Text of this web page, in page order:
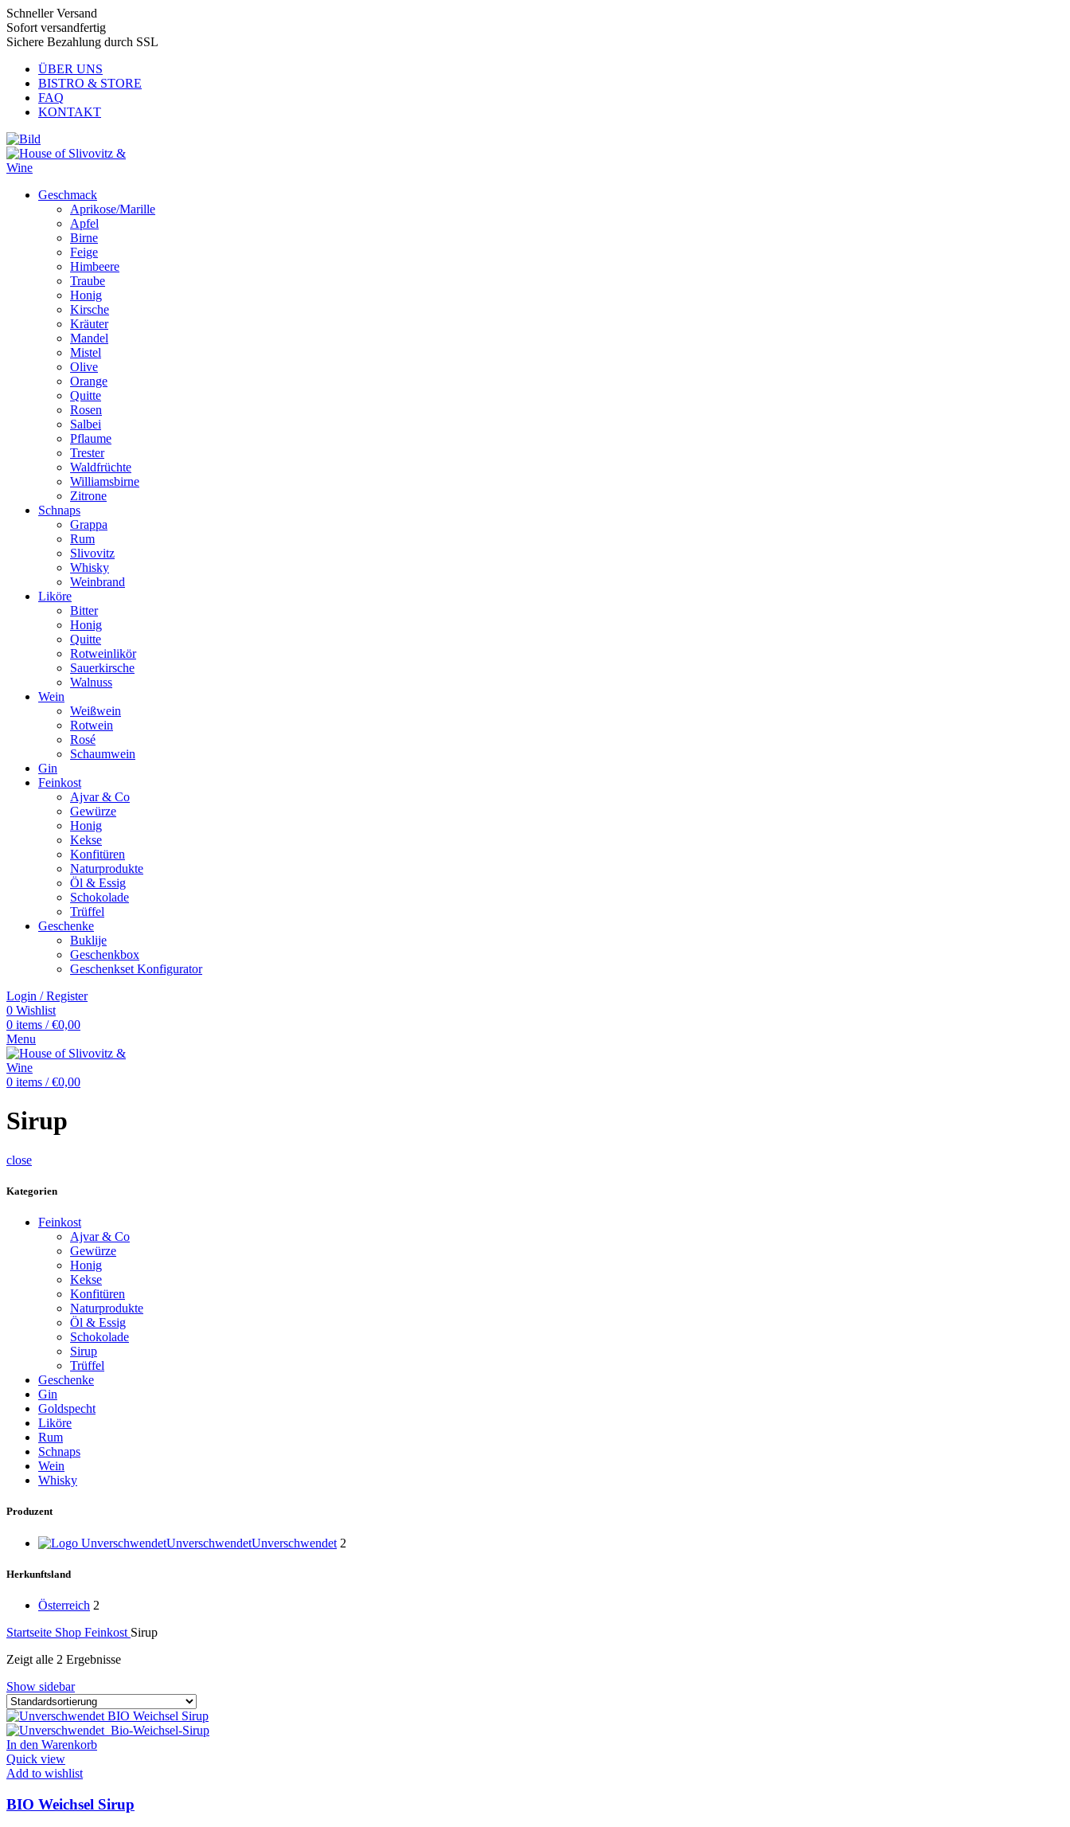
Schneller Versand
Sofort versandfertig
Sichere Bezahlung durch SSL
ÜBER UNS
BISTRO & STORE
FAQ
KONTAKT
Geschmack
Aprikose/Marille
Apfel
Birne
Feige
Himbeere
Traube
Honig
Kirsche
Kräuter
Mandel
Mistel
Olive
Orange
Quitte
Rosen
Salbei
Pflaume
Trester
Waldfrüchte
Williamsbirne
Zitrone
Schnaps
Grappa
Rum
Slivovitz
Whisky
Weinbrand
Liköre
Bitter
Honig
Quitte
Rotweinlikör
Sauerkirsche
Walnuss
Wein
Weißwein
Rotwein
Rosé
Schaumwein
Gin
Feinkost
Ajvar & Co
Gewürze
Honig
Kekse
Konfitüren
Naturprodukte
Öl & Essig
Schokolade
Trüffel
Geschenke
Buklije
Geschenkbox
Geschenkset Konfigurator
Login / Register
0 Wishlist
0 items / €0,00
Menu
0 items / €0,00
Sirup
close
Kategorien
Feinkost
Ajvar & Co
Gewürze
Honig
Kekse
Konfitüren
Naturprodukte
Öl & Essig
Schokolade
Sirup
Trüffel
Geschenke
Gin
Goldspecht
Liköre
Rum
Schnaps
Wein
Whisky
Produzent
UnverschwendetUnverschwendet 2
Herkunftsland
Österreich 2
Startseite Shop Feinkost Sirup
Zeigt alle 2 Ergebnisse
Show sidebar
In den Warenkorb
Quick view
Add to wishlist
BIO Weichsel Sirup